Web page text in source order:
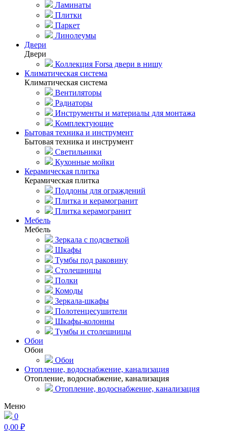
Ламинаты
Плитки
Паркет
Линолеумы
Двери
Двери
Коллекция Forsa двери в нишу
Климатическая система
Климатическая система
Вентиляторы
Радиаторы
Инструменты и материалы для монтажа
Комплектующие
Бытовая техника и инструмент
Бытовая техника и инструмент
Светильники
Кухонные мойки
Керамическая плитка
Керамическая плитка
Поддоны для ограждений
Плитка и керамогранит
Плитка керамогранит
Мебель
Мебель
Зеркала с подсветкой
Шкафы
Тумбы под раковину
Столешницы
Полки
Комоды
Зеркала-шкафы
Полотенцесушители
Шкафы-колонны
Тумбы и столешницы
Обои
Обои
Обои
Отопление, водоснабжение, канализация
Отопление, водоснабжение, канализация
Отопление, водоснабжение, канализация
Меню
0
0,00 ₽